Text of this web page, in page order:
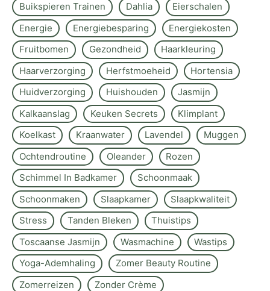
Buikspieren Trainen
Dahlia
Eierschalen
Energie
Energiebesparing
Energiekosten
Fruitbomen
Gezondheid
Haarkleuring
Haarverzorging
Herfstmoeheid
Hortensia
Huidverzorging
Huishouden
Jasmijn
Kalkaanslag
Keuken Secrets
Klimplant
Koelkast
Kraanwater Lavendel
Muggen
Ochtendroutine
Oleander
Rozen
Schimmel In Badkamer
Schoonmaak
Schoonmaken
Slaapkamer
Slaapkwaliteit
Stress
Tanden Bleken
Thuistips
Toscaanse Jasmijn
Wasmachine
Wastips
Yoga-Ademhaling
Zomer Beauty Routine
Zomerreizen
Zonder Crème